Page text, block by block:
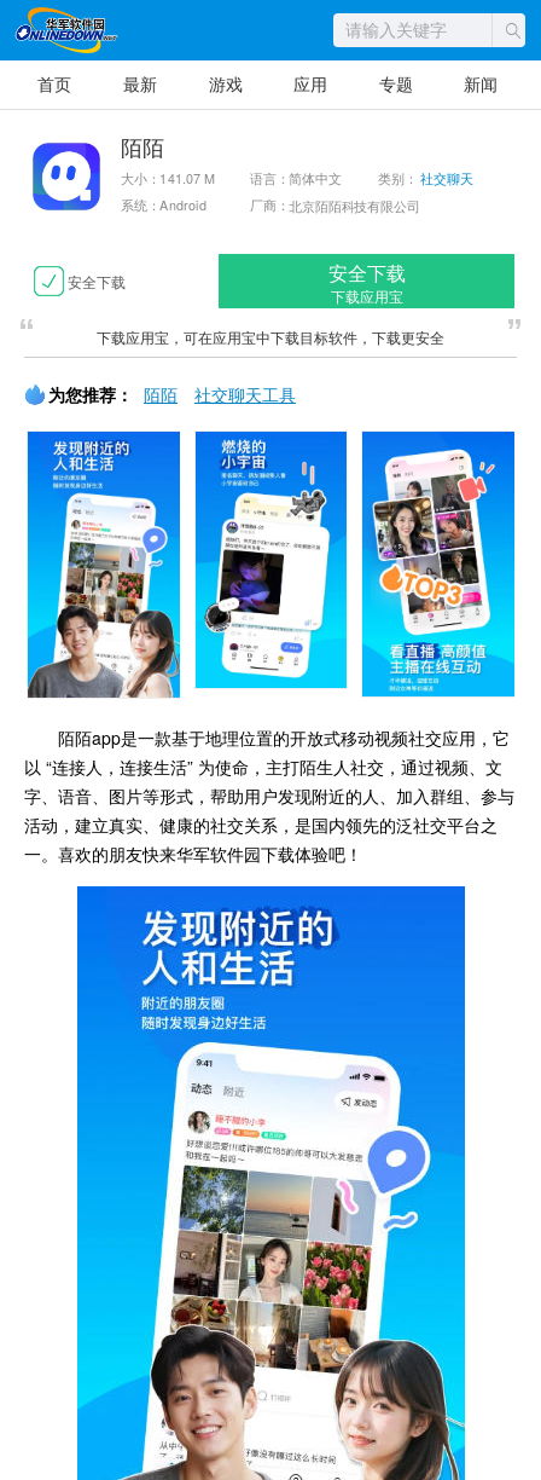
首页 最新 游戏 应用 专题 新闻
陌陌
大小：141.07 M 语言：简体中文 类别：社交聊天
系统：Android
厂商：北京陌陌科技有限公司
安全下载 安全下载
下载应用宝
下载应用宝，可在应用宝中下载目标软件，下载更安全
为您推荐： 陌陌 社交聊天工具
陌陌app是一款基于地理位置的开放式移动视频社交应用，它
以 “连接人，连接生活” 为使命，主打陌生人社交，通过视频、文
字、语音、图片等形式，帮助用户发现附近的人、加入群组、参与
活动，建立真实、健康的社交关系，是国内领先的泛社交平台之
一。喜欢的朋友快来华军软件园下载体验吧！